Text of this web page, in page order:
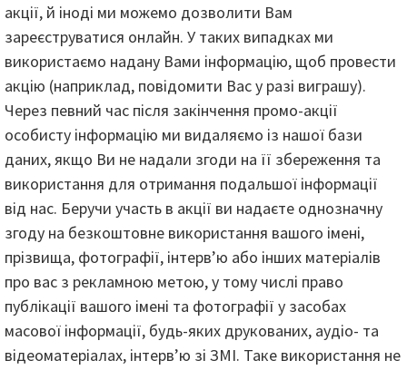
акції, й іноді ми можемо дозволити Вам
зареєструватися онлайн. У таких випадках ми
використаємо надану Вами інформацію, щоб провести
акцію (наприклад, повідомити Вас у разі виграшу).
Через певний час після закінчення промо-акції
особисту інформацію ми видаляємо із нашої бази
даних, якщо Ви не надали згоди на її збереження та
використання для отримання подальшої інформації
від нас. Беручи участь в акції ви надаєте однозначну
згоду на безкоштовне використання вашого імені,
прізвища, фотографії, інтерв’ю або інших матеріалів
про вас з рекламною метою, у тому числі право
публікації вашого імені та фотографії у засобах
масової інформації, будь-яких друкованих, аудіо- та
відеоматеріалах, інтерв’ю зі ЗМІ. Таке використання не